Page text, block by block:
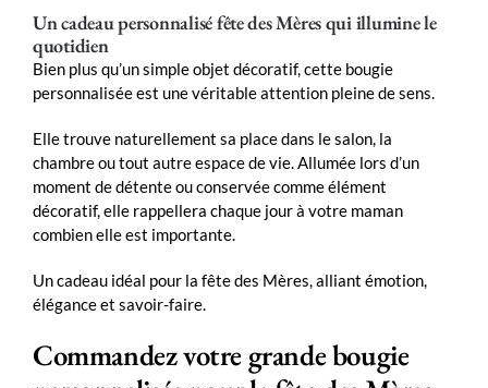
Un cadeau personnalisé fête des Mères qui illumine le
quotidien
Bien plus qu’un simple objet décoratif, cette bougie
personnalisée est une véritable attention pleine de sens.
Elle trouve naturellement sa place dans le salon, la
chambre ou tout autre espace de vie. Allumée lors d’un
moment de détente ou conservée comme élément
décoratif, elle rappellera chaque jour à votre maman
combien elle est importante.
Un cadeau idéal pour la fête des Mères, alliant émotion,
élégance et savoir-faire.
Commandez votre grande bougie